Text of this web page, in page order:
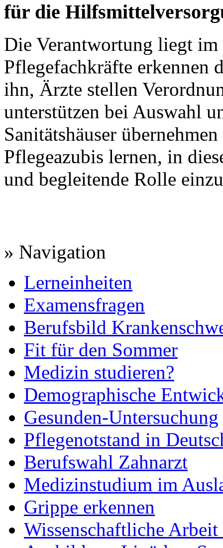
für die
Die Verantwortung liegt
Pflegefachkräfte erkennen
ihn, Ärzte stellen
unterstützen bei Auswahl
Sanitätshäuser
Pflegeazubis lernen, in
und begleitende Rolle
» Navigation
Lerneinheiten
Examensfragen
Berufsbild
Fit für den Sommer
Medizin studieren?
Demographische
Gesunden-Untersuchung
Pflegenotstand in
Berufswahl Zahnarzt
Medizinstudium im
Grippe erkennen
Wissenschaftliche